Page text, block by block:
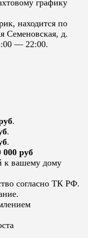
графику
находится по
Семеновская, д.
— 22:00.
.
.
.
000 руб
вашему дому
согласно ТК РФ.